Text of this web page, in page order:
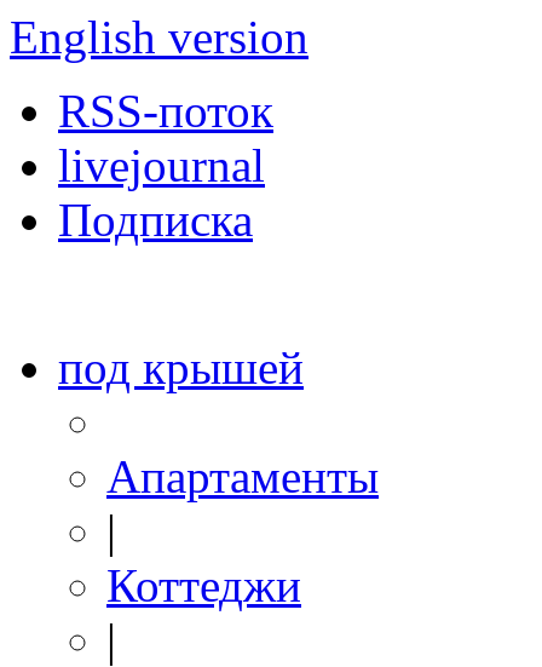
English version
RSS-поток
livejournal
Подписка
под крышей
Апартаменты
|
Коттеджи
|